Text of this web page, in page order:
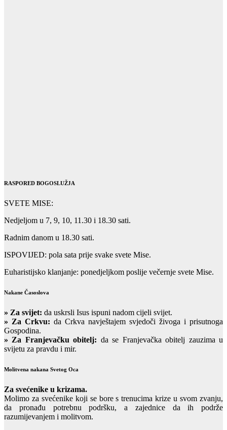
RASPORED BOGOSLUŽJA
SVETE MISE:
Nedjeljom u 7, 9, 10, 11.30 i 18.30 sati.
Radnim danom u 18.30 sati.
ISPOVIJED: pola sata prije svake svete Mise.
Euharistijsko klanjanje: ponedjeljkom poslije večernje svete Mise.
Nakane Časoslova
» Za svijet: da uskrsli Isus ispuni nadom cijeli svijet.
» Za Crkvu: da Crkva navještajem svjedoči živoga i prisutnoga
Gospodina.
» Za Franjevačku obitelj: da se Franjevačka obitelj zauzima u
svijetu za pravdu i mir.
Molitvena nakana Svetog Oca
Za svećenike u krizama.
Molimo za svećenike koji se bore s trenucima krize u svom zvanju,
da pronađu potrebnu podršku, a zajednice da ih podrže
razumijevanjem i molitvom.